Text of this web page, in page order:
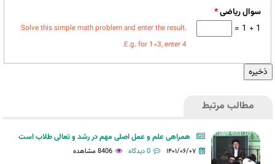
سوال ریاضی*
1 + 1 =
Solve this simple math problem and enter the result.
E.g. for 1+3, enter 4.
مطالب مرتبط
همراهی علم و عمل اصلی مهم در رشد و تعالی طلاب است
۱۴۰۱/۰۶/۰۷ 0 دیدگاه 8406 مشاهده